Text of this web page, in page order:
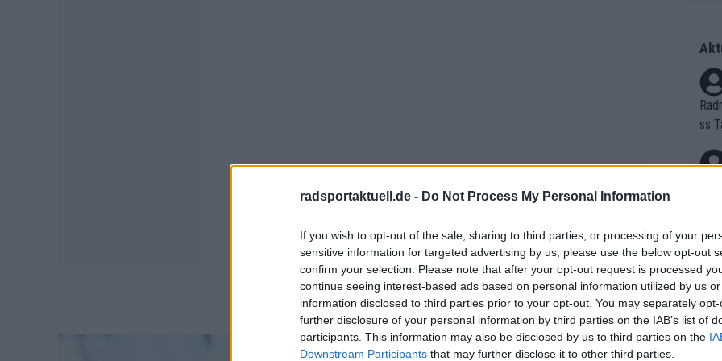
radsportaktuell.de - Do Not Process My Personal Information
If you wish to opt-out of the sale, sharing to third parties, or processing of your
sensitive information for targeted advertising by us, please use the below opt-out
confirm your selection. Please note that after your opt-out request is processed
continue seeing interest-based ads based on personal information utilized by us
information disclosed to third parties prior to your opt-out. You may separately
further disclosure of your personal information by third parties on the IAB’s list of
participants. This information may also be disclosed by us to third parties on the
Downstream Participants that may further disclose it to other third parties.
ss
as
Auf
V?